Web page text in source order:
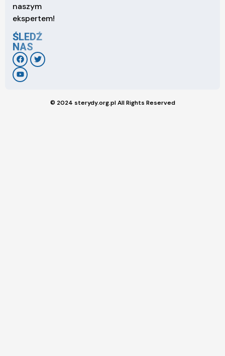
naszym
ekspertem!
ŚLEDŹ
NAS
© 2024 sterydy.org.pl All Rights Reserved